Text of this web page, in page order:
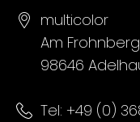
multicolor
Am
98646
Tel: +49 (0)